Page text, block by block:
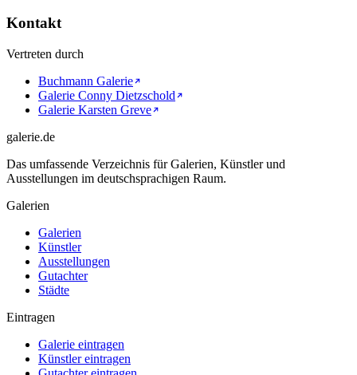
Kontakt
Vertreten durch
Buchmann Galerie
Galerie Conny Dietzschold
Galerie Karsten Greve
galerie.de
Das umfassende Verzeichnis für Galerien, Künstler und
Ausstellungen im deutschsprachigen Raum.
Galerien
Galerien
Künstler
Ausstellungen
Gutachter
Städte
Eintragen
Galerie eintragen
Künstler eintragen